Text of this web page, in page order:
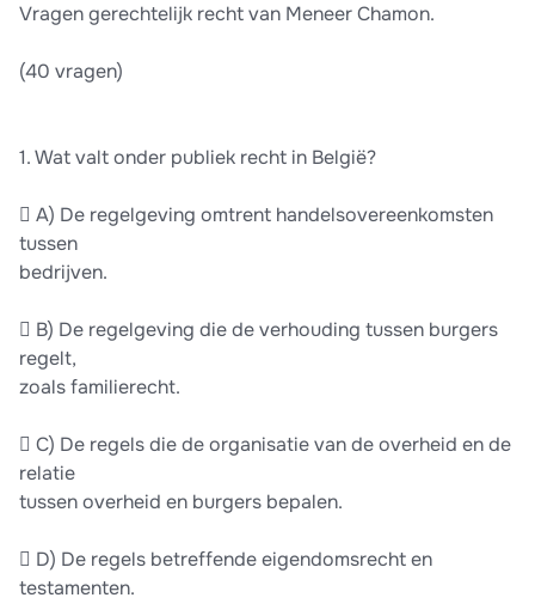
Vragen gerechtelijk recht van Meneer Chamon.
(40 vragen)
1. Wat valt onder publiek recht in België?
 A) De regelgeving omtrent handelsovereenkomsten
tussen
bedrijven.
 B) De regelgeving die de verhouding tussen burgers
regelt,
zoals familierecht.
 C) De regels die de organisatie van de overheid en de
relatie
tussen overheid en burgers bepalen.
 D) De regels betreffende eigendomsrecht en
testamenten.